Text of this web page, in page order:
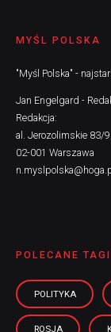
MYŚL POLSKA
"Myśl Polska" -
Jan Engelgard -
Redakcja:
al. Jerozolimskie 83/9,
02-001 Warszawa
POLECANE TAGI
POLITYKA
ROSJA